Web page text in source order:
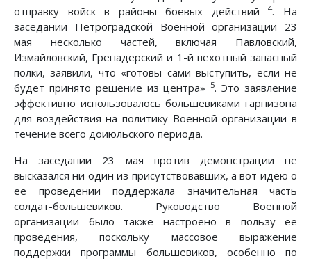
отправку войск в районы боевых действий4. На
заседании Петроградской Военной организации 23
мая несколько частей, включая Павловский,
Измайловский, Гренадерский и 1-й пехотный запасный
полки, заявили, что «готовы сами выступить, если не
будет принято решение из центра» 5. Это заявление
эффективно использовалось большевиками гарнизона
для воздействия на политику Военной организации в
течение всего доиюльского периода.
На заседании 23 мая против демонстрации не
высказался ни один из присутствовавших, а вот идею о
ее проведении поддержала значительная часть
солдат-большевиков. Руководство Военной
организации было также настроено в пользу ее
проведения, поскольку массовое выражение
поддержки программы большевиков, особенно по